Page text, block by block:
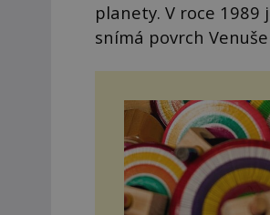
planety. V roce 1989
snímá povrch